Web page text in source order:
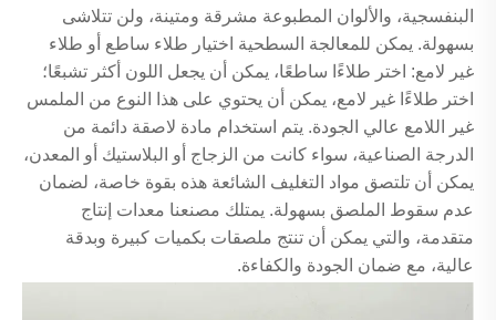
البنفسجية، والألوان المطبوعة مشرقة ومتينة، ولن تتلاشى
بسهولة. يمكن للمعالجة السطحية اختيار طلاء ساطع أو طلاء
غير لامع: اختر طلاءًا ساطعًا، يمكن أن يجعل اللون أكثر تشبعًا؛
اختر طلاءًا غير لامع، يمكن أن يحتوي على هذا النوع من الملمس
غير اللامع عالي الجودة. يتم استخدام مادة لاصقة دائمة من
الدرجة الصناعية، سواء كانت من الزجاج أو البلاستيك أو المعدن،
يمكن أن تلتصق مواد التغليف الشائعة هذه بقوة خاصة، لضمان
عدم سقوط الملصق بسهولة. يمتلك مصنعنا معدات إنتاج
متقدمة، والتي يمكن أن تنتج ملصقات بكميات كبيرة وبدقة
عالية، مع ضمان الجودة والكفاءة.